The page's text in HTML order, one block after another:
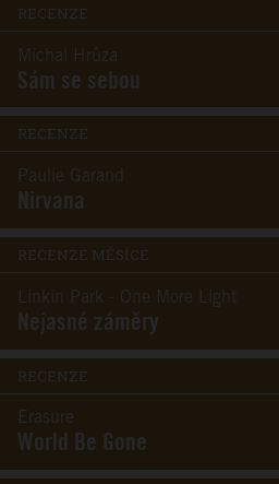
RECENZE
Michal Hrůza
Sám se sebou
RECENZE
Paulie Garand
Nirvana
RECENZE MĚSÍCE
Linkin Park - One More Light
Nejasné záměry
RECENZE
Erasure
World Be Gone